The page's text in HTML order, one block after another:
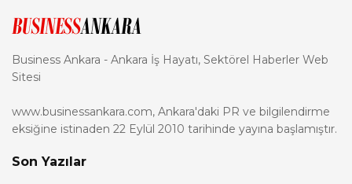
Business Ankara - Ankara İş Hayatı, Sektörel Haberler Web
Sitesi
www.businessankara.com, Ankara'daki PR ve bilgilendirme
eksiğine istinaden 22 Eylül 2010 tarihinde yayına başlamıştır.
Son Yazılar